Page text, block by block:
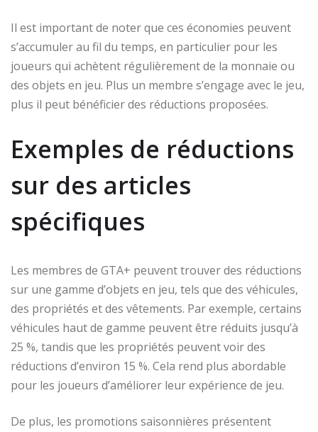
Il est important de noter que ces économies peuvent
s’accumuler au fil du temps, en particulier pour les
joueurs qui achètent régulièrement de la monnaie ou
des objets en jeu. Plus un membre s’engage avec le jeu,
plus il peut bénéficier des réductions proposées.
Exemples de réductions
sur des articles
spécifiques
Les membres de GTA+ peuvent trouver des réductions
sur une gamme d’objets en jeu, tels que des véhicules,
des propriétés et des vêtements. Par exemple, certains
véhicules haut de gamme peuvent être réduits jusqu’à
25 %, tandis que les propriétés peuvent voir des
réductions d’environ 15 %. Cela rend plus abordable
pour les joueurs d’améliorer leur expérience de jeu.
De plus, les promotions saisonnières présentent